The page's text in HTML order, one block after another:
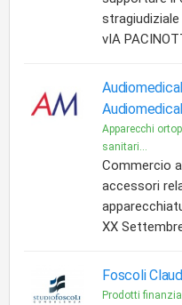
vIA
Apparecchi
sanitari...
Commercio
accessori
XX
Foscoli
Prodotti